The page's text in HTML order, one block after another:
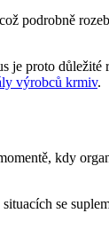
podrobně
je proto
výrobců krmiv.
kdy
se